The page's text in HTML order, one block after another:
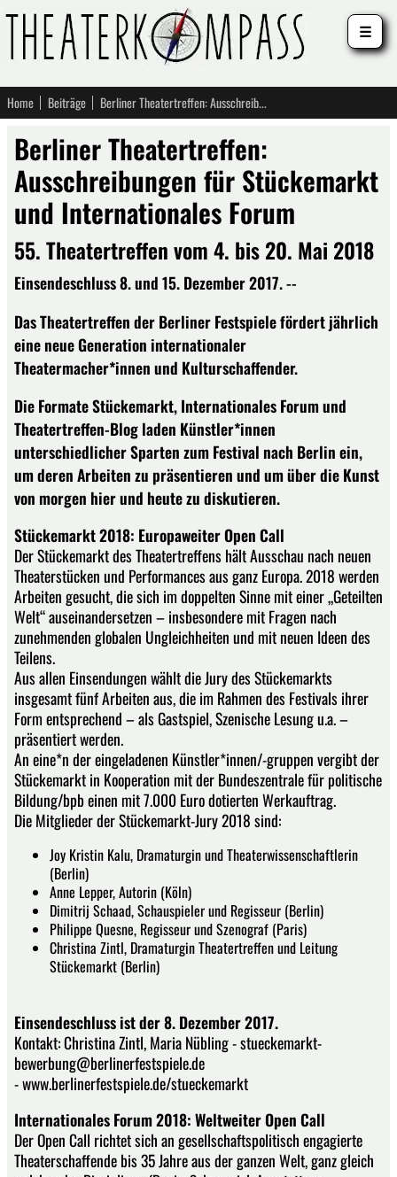
Home Beiträge Berliner Theatertreffen: Ausschreibungen für Stückemarkt und Internationales Forum
Berliner Theatertreffen:
Ausschreibungen für Stückemarkt
und Internationales Forum
55. Theatertreffen vom 4. bis 20. Mai 2018
Einsendeschluss 8. und 15. Dezember 2017. --
Das Theatertreffen der Berliner Festspiele fördert jährlich
eine neue Generation internationaler
Theatermacher*innen und Kulturschaffender.
Die Formate Stückemarkt, Internationales Forum und
Theatertreffen-Blog laden Künstler*innen
unterschiedlicher Sparten zum Festival nach Berlin ein,
um deren Arbeiten zu präsentieren und um über die Kunst
von morgen hier und heute zu diskutieren.
Stückemarkt 2018: Europaweiter Open Call
Der Stückemarkt des Theatertreffens hält Ausschau nach neuen
Theaterstücken und Performances aus ganz Europa. 2018 werden
Arbeiten gesucht, die sich im doppelten Sinne mit einer „Geteilten
Welt“ auseinandersetzen – insbesondere mit Fragen nach
zunehmenden globalen Ungleichheiten und mit neuen Ideen des
Teilens.
Aus allen Einsendungen wählt die Jury des Stückemarkts
insgesamt fünf Arbeiten aus, die im Rahmen des Festivals ihrer
Form entsprechend – als Gastspiel, Szenische Lesung u.a. –
präsentiert werden.
An eine*n der eingeladenen Künstler*innen/-gruppen vergibt der
Stückemarkt in Kooperation mit der Bundeszentrale für politische
Bildung/bpb einen mit 7.000 Euro dotierten Werkauftrag.
Die Mitglieder der Stückemarkt-Jury 2018 sind:
Joy Kristin Kalu, Dramaturgin und Theaterwissenschaftlerin
(Berlin)
Anne Lepper, Autorin (Köln)
Dimitrij Schaad, Schauspieler und Regisseur (Berlin)
Philippe Quesne, Regisseur und Szenograf (Paris)
Christina Zintl, Dramaturgin Theatertreffen und Leitung
Stückemarkt (Berlin)
Einsendeschluss ist der 8. Dezember 2017.
Kontakt: Christina Zintl, Maria Nübling - stueckemarkt-
bewerbung@berlinerfestspiele.de
- www.berlinerfestspiele.de/stueckemarkt
Internationales Forum 2018: Weltweiter Open Call
Der Open Call richtet sich an gesellschaftspolitisch engagierte
Theaterschaffende bis 35 Jahre aus der ganzen Welt, ganz gleich
☰